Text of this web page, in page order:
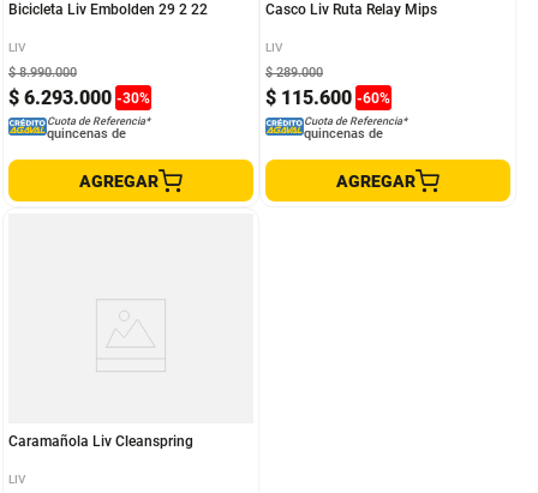
Bicicleta Liv Embolden 29 2 22
LIV
$ 6.293.000 -30%
$ 8.990.000
Cuota de Referencia*
quincenas de
AGREGAR
Casco Liv Ruta Relay Mips
LIV
$ 115.600 -60%
$ 289.000
Cuota de Referencia*
quincenas de
AGREGAR
Caramañola Liv Cleanspring
LIV